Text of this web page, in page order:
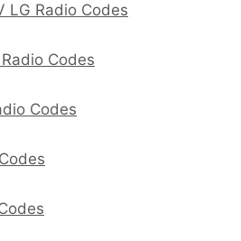
LG Radio Codes
Codes
Codes